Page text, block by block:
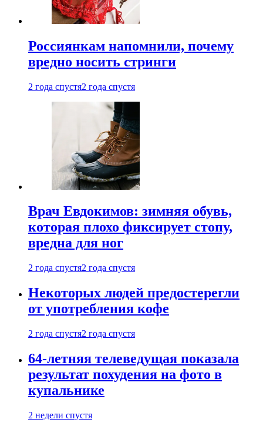
Россиянкам напомнили, почему
вредно носить стринги
2 года спустя2 года спустя
Врач Евдокимов: зимняя обувь,
которая плохо фиксирует стопу,
вредна для ног
2 года спустя2 года спустя
Некоторых людей предостерегли
от употребления кофе
2 года спустя2 года спустя
64-летняя телеведущая показала
результат похудения на фото в
купальнике
2 недели спустя